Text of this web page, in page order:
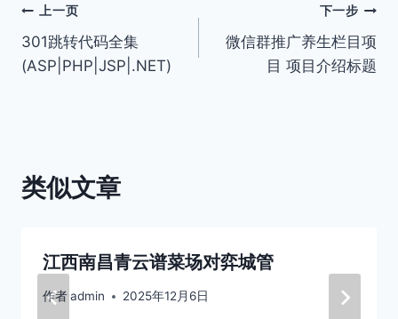
文
章
上一页
301跳转代码全集
(ASP|PHP|JSP|.NET)
下一步
微信群推广养生栏目项
目 项目介绍标题
类似文章
江西南昌青云谱菜场对弈城管
作者admin 2025年12月6日